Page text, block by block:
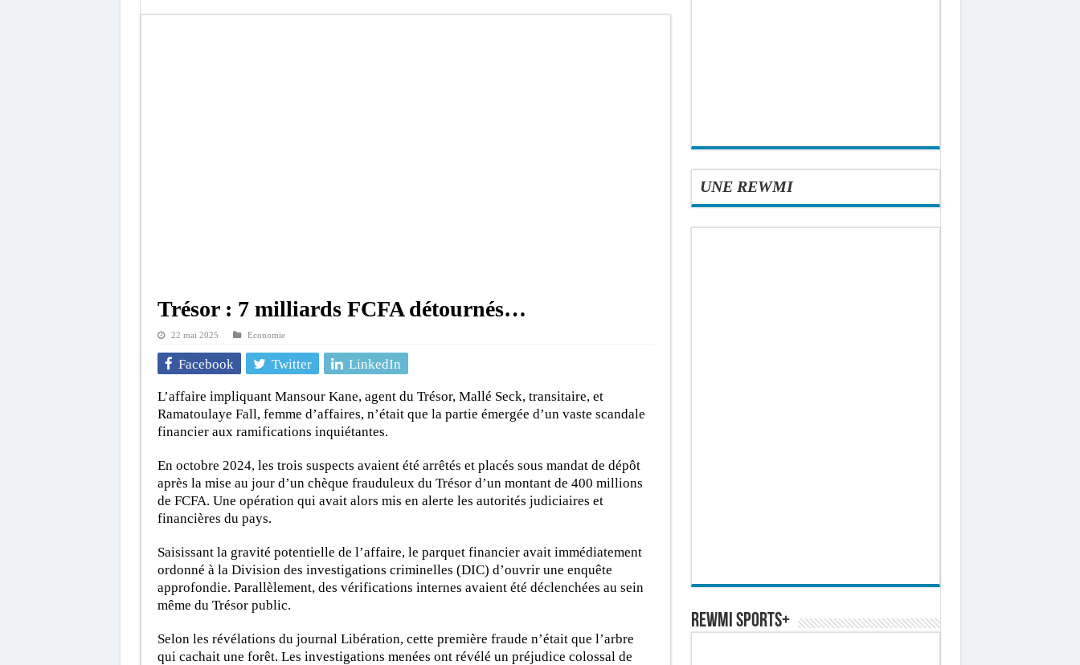
Trésor : 7 milliards FCFA détournés…
22 mai 2025 Economie
Facebook Twitter LinkedIn
L’affaire impliquant Mansour Kane, agent du Trésor, Mallé Seck, transitaire, et
Ramatoulaye Fall, femme d’affaires, n’était que la partie émergée d’un vaste scandale
financier aux ramifications inquiétantes.
En octobre 2024, les trois suspects avaient été arrêtés et placés sous mandat de dépôt
après la mise au jour d’un chèque frauduleux du Trésor d’un montant de 400 millions
de FCFA. Une opération qui avait alors mis en alerte les autorités judiciaires et
financières du pays.
Saisissant la gravité potentielle de l’affaire, le parquet financier avait immédiatement
ordonné à la Division des investigations criminelles (DIC) d’ouvrir une enquête
approfondie. Parallèlement, des vérifications internes avaient été déclenchées au sein
même du Trésor public.
Selon les révélations du journal Libération, cette première fraude n’était que l’arbre
qui cachait une forêt. Les investigations menées ont révélé un préjudice colossal de
UNE REWMI
REWMI SPORTS+